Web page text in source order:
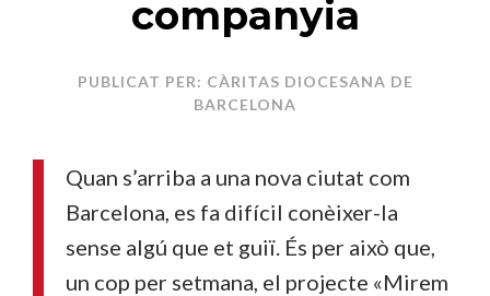
companyia
PUBLICAT PER: CÀRITAS DIOCESANA DE
BARCELONA
Quan s’arriba a una nova ciutat com
Barcelona, es fa difícil conèixer-la
sense algú que et guiï. És per això que,
un cop per setmana, el projecte «Mirem